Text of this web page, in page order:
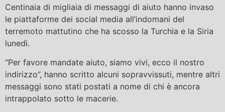
Centinaia di migliaia di messaggi di aiuto hanno invaso
le piattaforme dei social media all’indomani del
terremoto mattutino che ha scosso la Turchia e la Siria
lunedì.
“Per favore mandate aiuto, siamo vivi, ecco il nostro
indirizzo”, hanno scritto alcuni sopravvissuti, mentre altri
messaggi sono stati postati a nome di chi è ancora
intrappolato sotto le macerie.